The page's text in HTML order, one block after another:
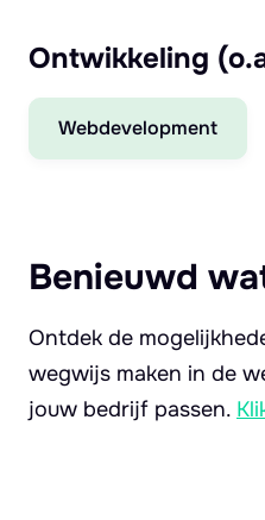
Ontwikkeling
Webdevelopment
Benieuwd
Ontdek de
wegwijs maken in de
jouw bedrijf passen.